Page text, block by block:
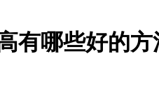
有哪些好的